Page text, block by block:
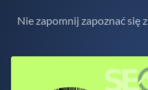
Nie zapomnij zapoznać się z